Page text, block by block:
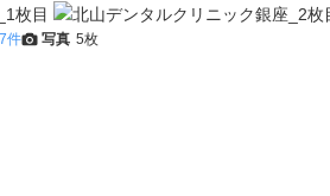
件 写真 5枚